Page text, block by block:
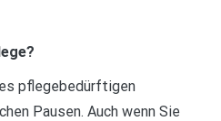
pflegebedürftigen
Pausen. Auch wenn Sie